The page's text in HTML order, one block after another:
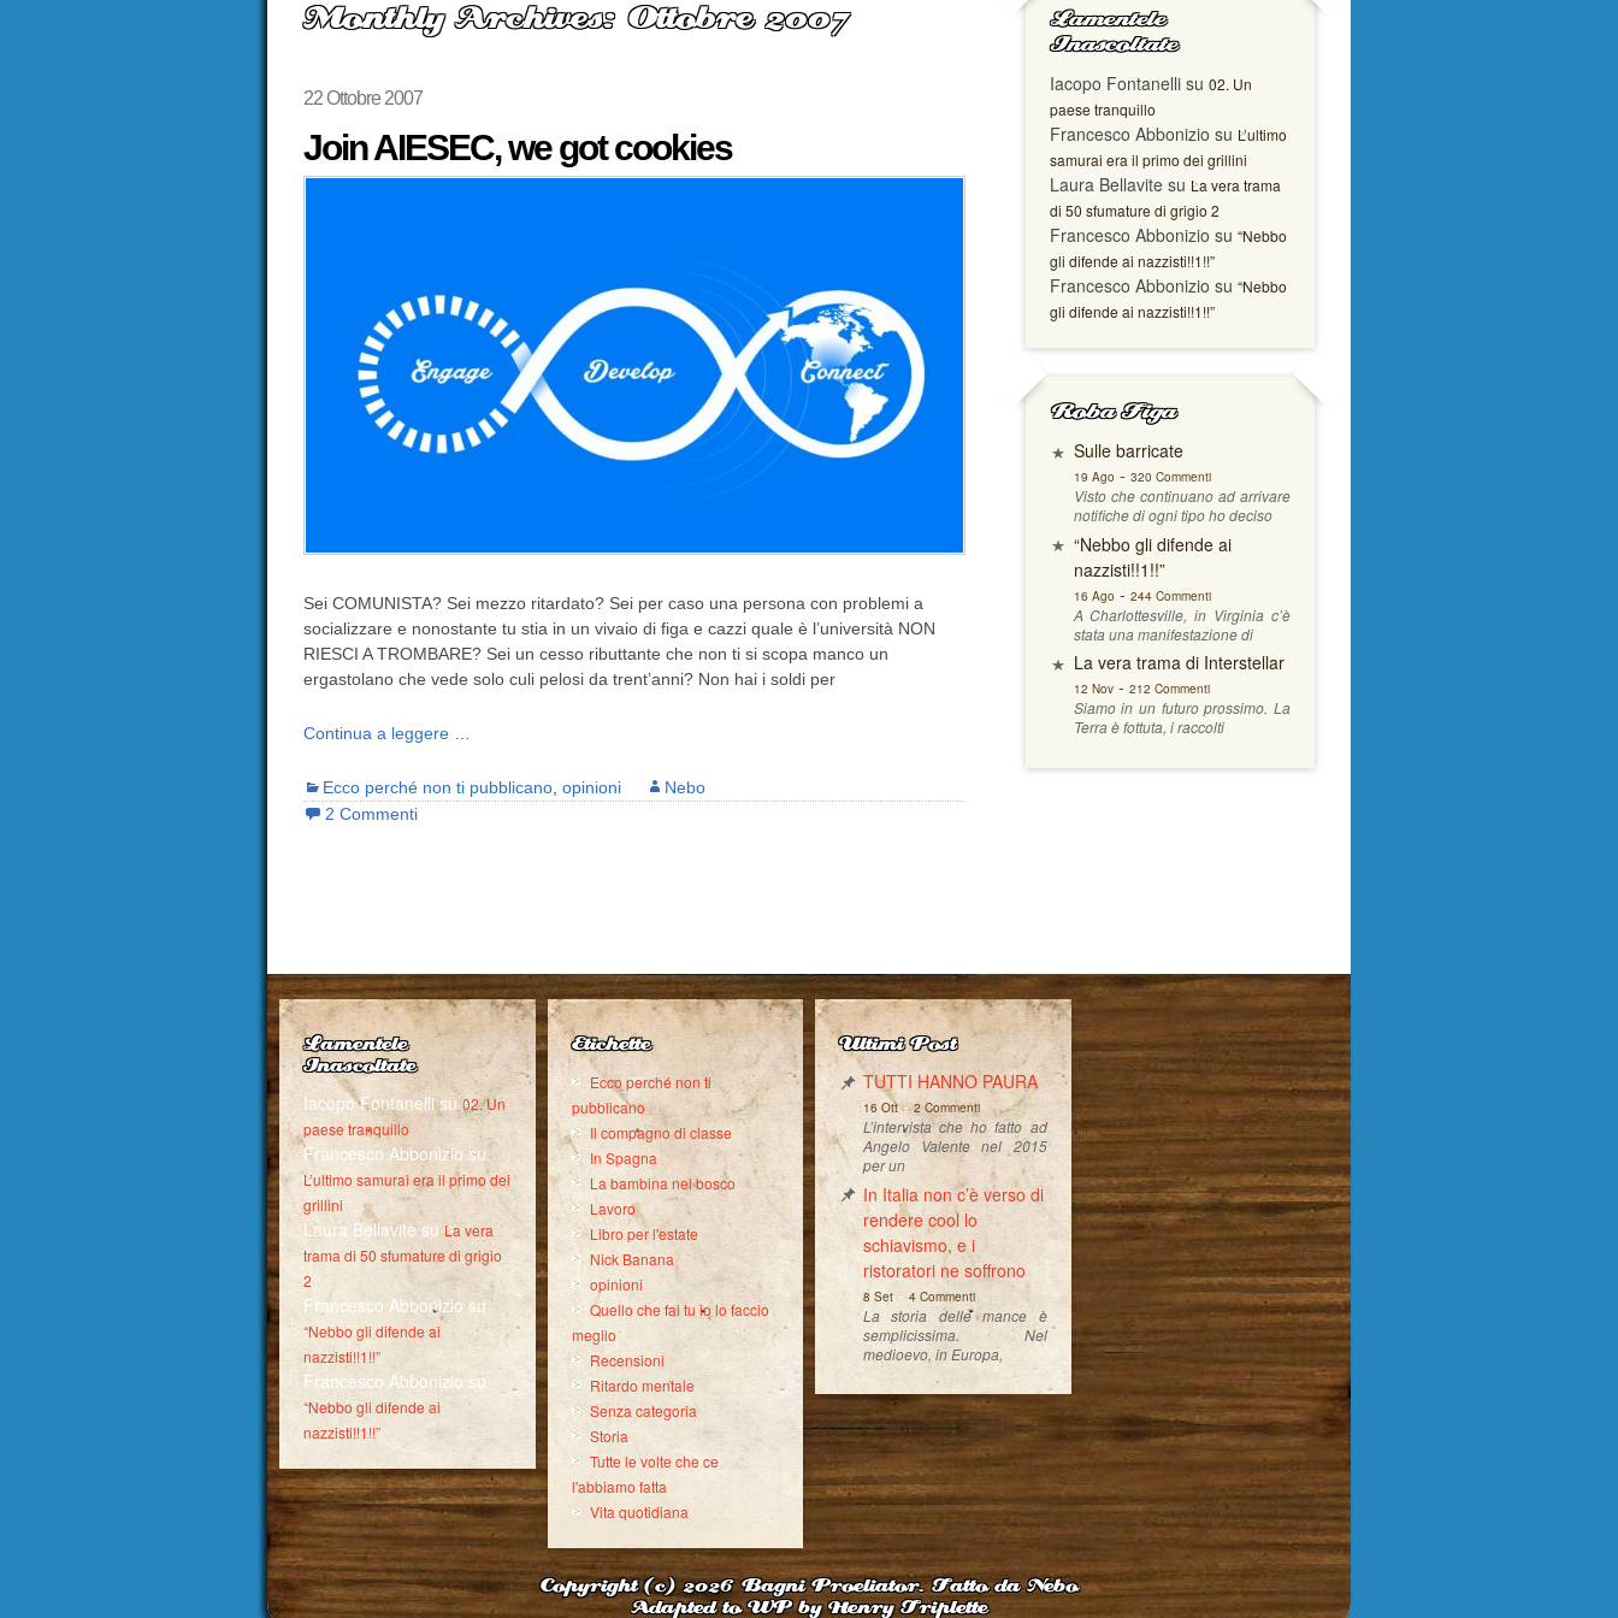
Monthly Archives: Ottobre 2007
22 Ottobre 2007
Join AIESEC, we got cookies
Sei COMUNISTA? Sei mezzo ritardato? Sei per caso una persona con problemi a
socializzare e nonostante tu stia in un vivaio di figa e cazzi quale è l’università NON
RIESCI A TROMBARE? Sei un cesso ributtante che non ti si scopa manco un
ergastolano che vede solo culi pelosi da trent’anni? Non hai i soldi per
Continua a leggere …
Ecco perché non ti pubblicano opinioni
Nebo
2 Commenti
Lamentele
Inascoltate
Iacopo Fontanelli su 02. Un
paese tranquillo
Francesco Abbonizio su L’ultimo
samurai era il primo dei grillini
Laura Bellavite su La vera trama
di 50 sfumature di grigio 2
Francesco Abbonizio su “Nebbo
gli difende ai nazzisti!!1!!”
Francesco Abbonizio su “Nebbo
gli difende ai nazzisti!!1!!”
Roba Figa
Sulle barricate
19 Ago - 320 Commenti
Visto che continuano ad arrivare
notifiche di ogni tipo ho deciso
“Nebbo gli difende ai
nazzisti!!1!!”
16 Ago - 244 Commenti
A Charlottesville, in Virginia c’è
stata una manifestazione di
La vera trama di Interstellar
12 Nov- 212 Commenti
Siamo in un futuro prossimo. La
Terra è fottuta, i raccolti
Lamentele
Inascoltate
Iacopo Fontanellisu02. Un
paese tranquillo
Francesco Abbonizio su
L’ultimo samurai era il primo dei
grillini
Laura Bellavite su La vera
trama di 50 sfumature di grigio
2
Francesco Abbonizio su
“Nebbo gli difende ai
nazzisti!!1!!”
Francesco Abbonizio su
“Nebbo gli difende ai
nazzisti!!1!!”
Etichette
Ecco perché non ti
pubblicano
Il compagno di classe
In Spagna
La bambina nel bosco
Lavoro
Libro per l'estate
Nick Banana
opinioni
Quello che fai tu io lo faccio
meglio
Recensioni
Ritardo mentale
Senza categoria
Storia
Tutte le volte che ce
l'abbiamo fatta
Vita quotidiana
Ultimi Post
TUTTI HANNO PAURA
16 Ott-2 Commenti
L’intervista che ho fatto ad
Angelo Valente nel 2015
per un
In Italia non c’è verso di
rendere cool lo
schiavismo, e i
ristoratori ne soffrono
8 Set- 4 Commenti
La storia delle mance è
semplicissima. Nel
medioevo, in Europa,
Copyright (c) 2026Bagni Proeliator. Fatto da Nebo
Adapted to WP by Henry Triplette